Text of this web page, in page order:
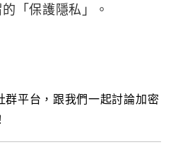
「保護隱私」。
群平台，跟我們一起討論加密